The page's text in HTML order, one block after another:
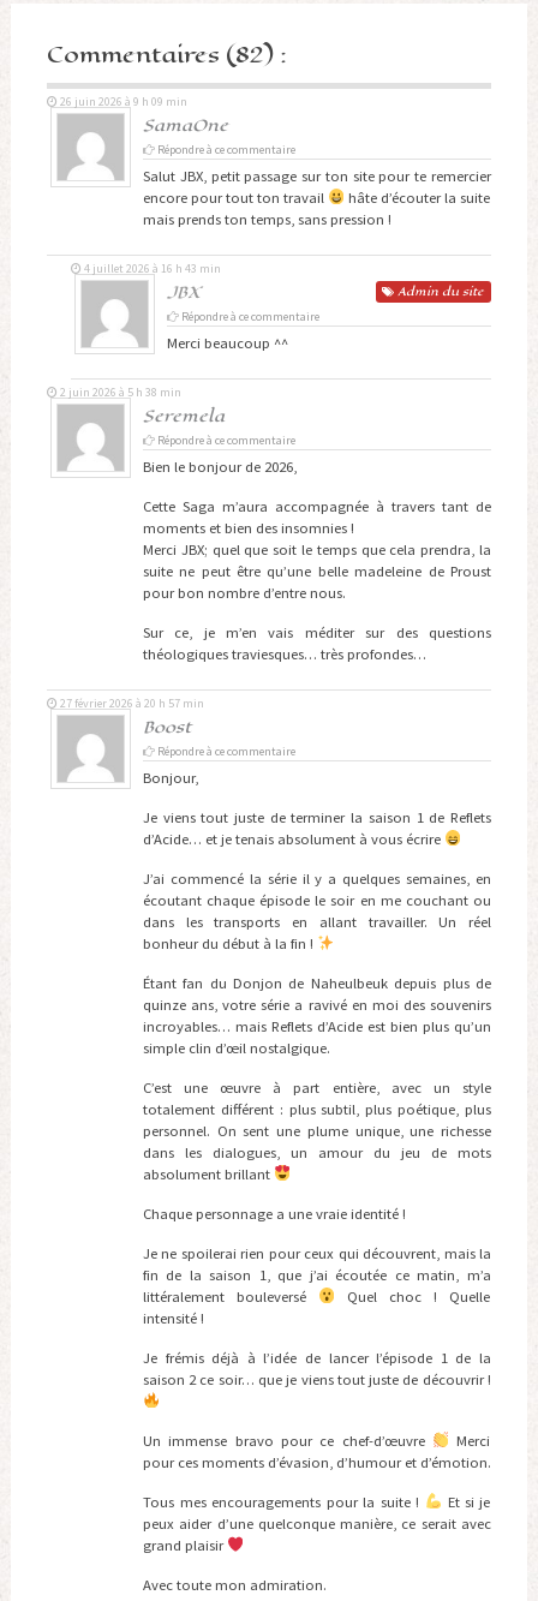
Commentaires (82) :
SamaOne
26 juin 2026 à 9 h 09 min
Répondre à ce commentaire
Salut JBX, petit passage sur ton site pour te remercier
encore pour tout ton travail
hâte d’écouter la suite
mais prends ton temps, sans pression !
JBX Admin du site
4 juillet 2026 à 16 h 43 min
Répondre à ce commentaire
Merci beaucoup ^^
Seremela
2 juin 2026 à 5 h 38 min
Répondre à ce commentaire
Bien le bonjour de 2026,
Cette Saga m’aura accompagnée à travers tant de
moments et bien des insomnies !
Merci JBX; quel que soit le temps que cela prendra, la
suite ne peut être qu’une belle madeleine de Proust
pour bon nombre d’entre nous.
Sur ce, je m’en vais méditer sur des questions
théologiques traviesques… très profondes…
Boost
27 février 2026 à 20 h 57 min
Répondre à ce commentaire
Bonjour,
Je viens tout juste de terminer la saison 1 de Reflets
d’Acide… et je tenais absolument à vous écrire
J’ai commencé la série il y a quelques semaines, en
écoutant chaque épisode le soir en me couchant ou
dans les transports en allant travailler. Un réel
bonheur du début à la fin !
Étant fan du Donjon de Naheulbeuk depuis plus de
quinze ans, votre série a ravivé en moi des souvenirs
incroyables… mais Reflets d’Acide est bien plus qu’un
simple clin d’œil nostalgique.
C’est une œuvre à part entière, avec un style
totalement différent : plus subtil, plus poétique, plus
personnel. On sent une plume unique, une richesse
dans les dialogues, un amour du jeu de mots
absolument brillant
Chaque personnage a une vraie identité !
Je ne spoilerai rien pour ceux qui découvrent, mais la
fin de la saison 1, que j’ai écoutée ce matin, m’a
littéralement bouleversé
Quel choc ! Quelle
intensité !
Je frémis déjà à l’idée de lancer l’épisode 1 de la
Un immense bravo pour ce chef-d’œuvre
Merci
pour ces moments d’évasion, d’humour et d’émotion.
Tous mes encouragements pour la suite !
Et si je
peux aider d’une quelconque manière, ce serait avec
grand plaisir
Avec toute mon admiration.